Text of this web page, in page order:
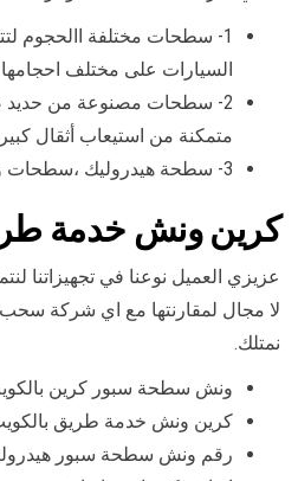
1- سطحات مختلفة االحجوم
السيارات على مختلف
2- سطحات مصنوعة من حديد
متمكنة من استيعاب أثقال
3- سطحة هيدروليك ،سطحات ونش، سطحة كرين وغيرها.
كرين ونش خدمة
عزيزي العميل نوعنا في تجهيزاتنا
لا مجال لمقارنتها مع اي شركة
نمتلك.
ونش سطحة سبور كرين
كرين ونش خدمة طريق
رقم ونش سطحة سبور